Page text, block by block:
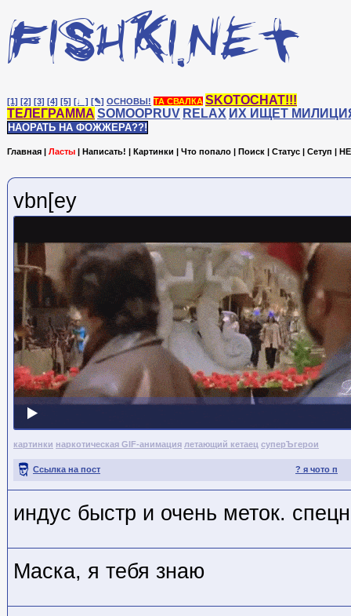
[1] [2] [3] [4] [5] [♩] [✎] ОСНОВЫ! ТА СВАЛКА SKOTOCHAT!!!
ТЕЛЕГРАММА SOMOOPRUV RELAX ИХ ИЩЕТ
НАОРАТЬ НА ФОЖЖЕРА??!
Главная | Ласты | Написать! | Картинки | Что попало | Поиск | Статус | Сетуп |
vbn[ey
картинки наркотическая GIF-анимация летающий кетаец суперЪгерои
? я чото п
Ссылка на пост
индус быстр и очень меток.
Маска, я тебя знаю